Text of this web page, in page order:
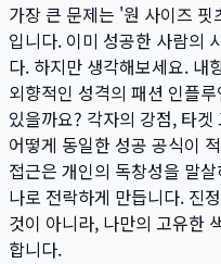
가장 큰 문제는 '원 사이즈
입니다. 이미 성공한 사람의
다. 하지만 생각해보세요. 내
외향적인 성격의 패션 인플
있을까요? 각자의 강점, 타
어떻게 동일한 성공 공식이
접근은 개인의 독창성을 말
나로 전락하게 만듭니다. 진
것이 아니라, 나만의 고유한
합니다.